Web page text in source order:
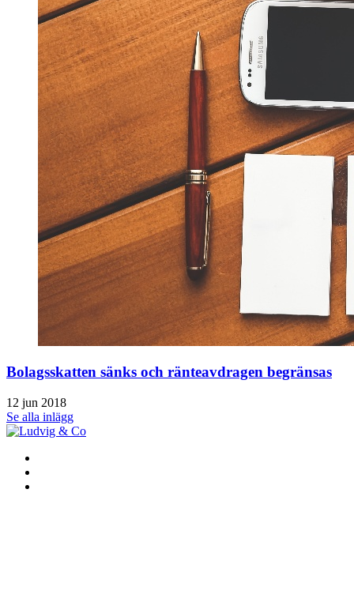
Bolagsskatten sänks och ränteavdragen begränsas
12 jun 2018
Se alla inlägg